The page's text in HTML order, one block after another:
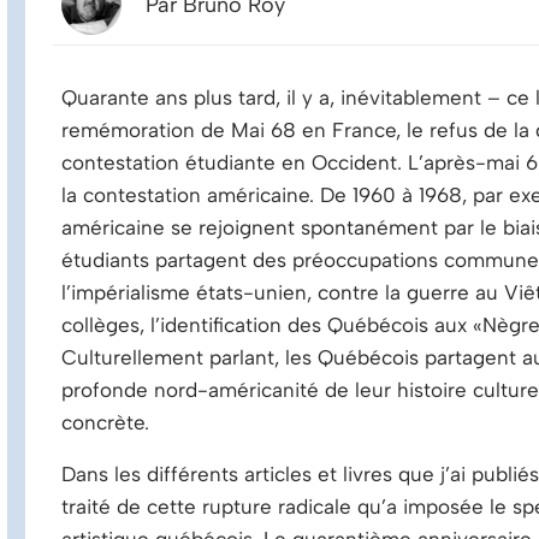
Quarante ans plus tard, il y a, inévitablement –
remémoration de Mai 68 en France, le refus de
contestation étudiante en Occident. L’après-mai
la contestation américaine. De 1960 à 1968, par
américaine se rejoignent spontanément par le
étudiants partagent des préoccupations
l’impérialisme états-unien, contre la guerre au
collèges, l’identification des Québécois aux
Culturellement parlant, les Québécois partagent
profonde nord-américanité de leur histoire
concrète.
Dans les différents articles et livres que j’ai
traité de cette rupture radicale qu’a imposée le